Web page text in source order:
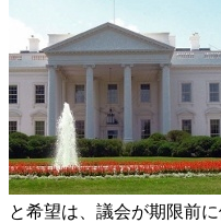
と希望は、議会が期限前